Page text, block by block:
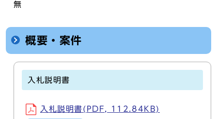
無
概要・案件
入札説明書
入札説明書(PDF, 112.84KB)